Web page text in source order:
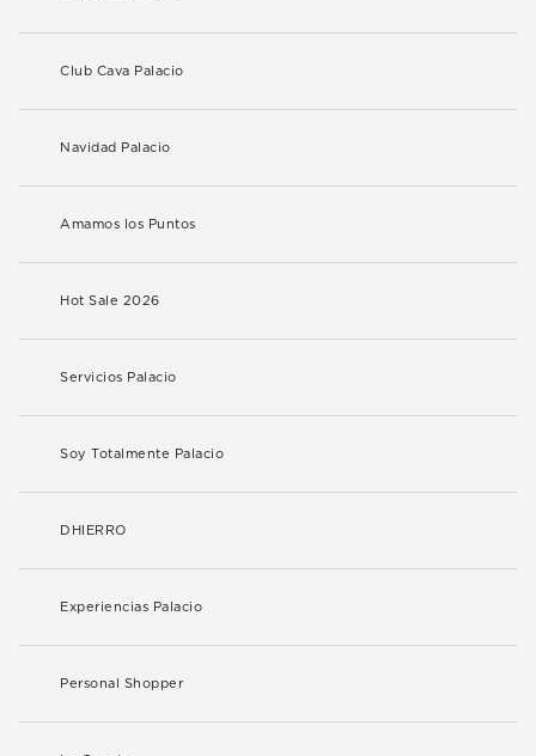
Club Cava Palacio
Navidad Palacio
Amamos los Puntos
Hot Sale 2026
Servicios Palacio
Soy Totalmente Palacio
DHIERRO
Experiencias Palacio
Personal Shopper